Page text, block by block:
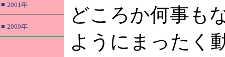
■ 2001年
■ 2000年
どころか何事も
ようにまったく